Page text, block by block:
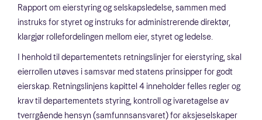
Rapport om eierstyring og selskapsledelse, sammen med
instruks for styret og instruks for administrerende direktør,
klargjør rollefordelingen mellom eier, styret og ledelse.
I henhold til departementets retningslinjer for eierstyring, skal
eierrollen utøves i samsvar med statens prinsipper for godt
eierskap. Retningslinjens kapittel 4 inneholder felles regler og
krav til departementets styring, kontroll og ivaretagelse av
tverrgående hensyn (samfunnsansvaret) for aksjeselskaper